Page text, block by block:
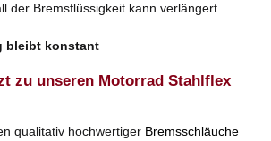
der Bremsflüssigkeit kann verlängert
bleibt konstant
zu unseren Motorrad Stahlflex
qualitativ hochwertiger Bremsschläuche